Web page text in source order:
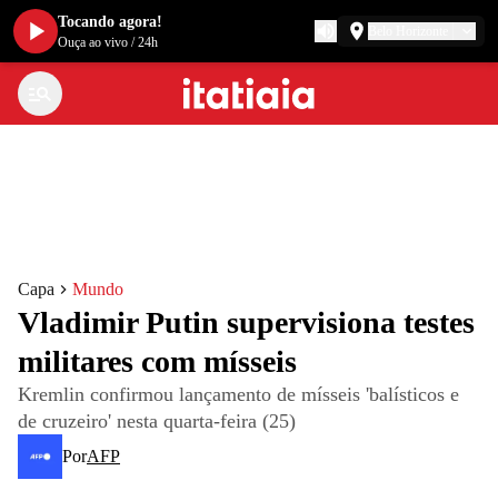
Capa Mundo
Vladimir Putin supervisiona testes
militares com mísseis
Kremlin confirmou lançamento de mísseis 'balísticos e
de cruzeiro' nesta quarta-feira (25)
PorAFP
Tocando agora!
Ouça ao vivo /24h